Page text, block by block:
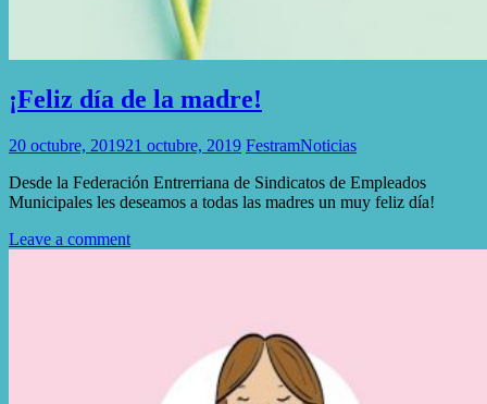
¡Feliz día de la madre!
20 octubre, 201921 octubre, 2019 FestramNoticias
Desde la Federación Entrerriana de Sindicatos de Empleados
Municipales les deseamos a todas las madres un muy feliz día!
Leave a comment